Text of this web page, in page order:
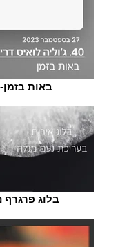
באות בזמן-
בלוג פרגרף